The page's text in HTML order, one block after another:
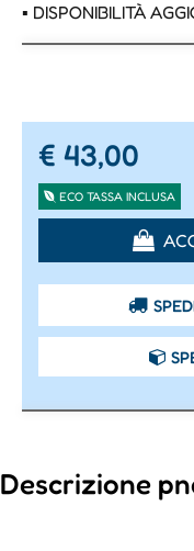
▪ DISPONIBILITÀ
€ 43,00
ECO TASSA INCLUSA
Descrizione